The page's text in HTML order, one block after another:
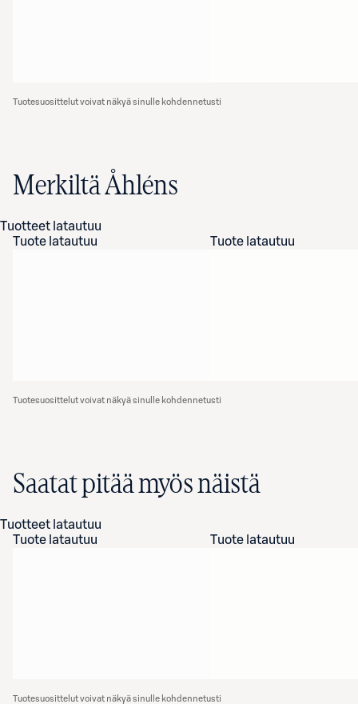
Tuotesuosittelut voivat näkyä sinulle kohdennetusti
Merkiltä Åhléns
Tuotteet latautuu
Tuote latautuu
Tuote latautuu
Tuotesuosittelut voivat näkyä sinulle kohdennetusti
Saatat pitää myös näistä
Tuotteet latautuu
Tuote latautuu
Tuote latautuu
Tuotesuosittelut voivat näkyä sinulle kohdennetusti